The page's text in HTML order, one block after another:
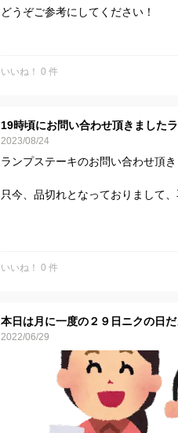
どうぞご参考にしてください！
いいね！ 0 件
19時頃にお問い合わせ頂きました
2023/08/24
ランプステーキのお問い合わせ頂
只今、品切れとなっておりまして
こちらも赤身の味がしっかりと感
いいね！ 0 件
本日は月に一度の２９日ニクの日
2022/06/29